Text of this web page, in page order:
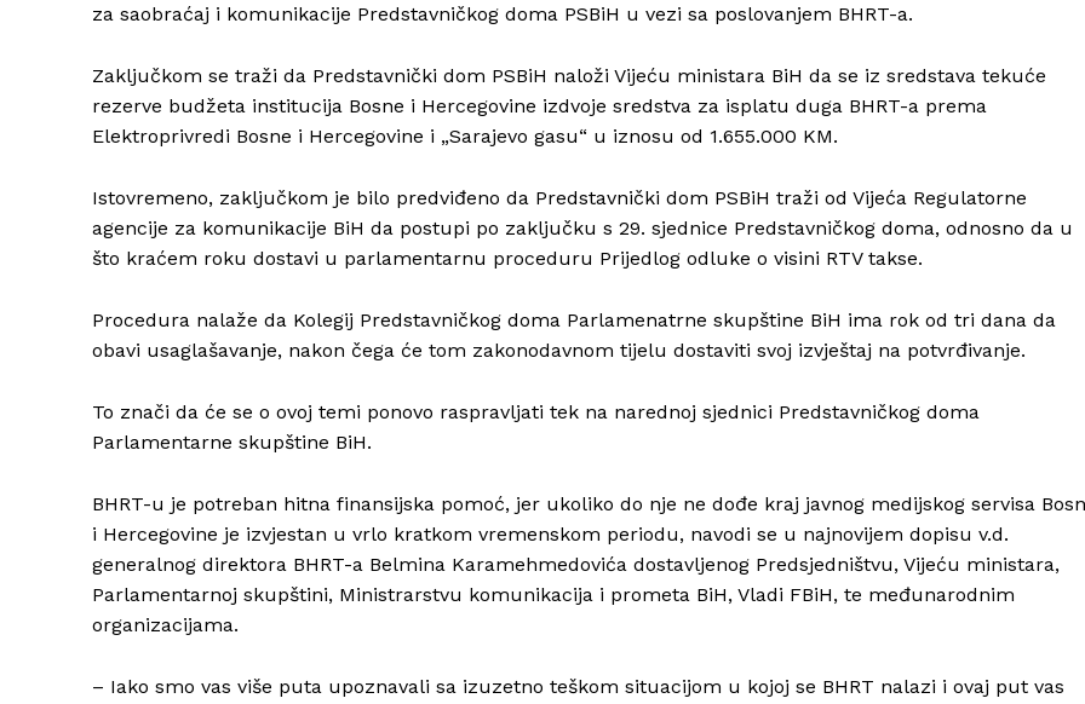
za saobraćaj i komunikacije Predstavničkog doma PSBiH u vezi sa poslovanjem BHRT-a.
Zaključkom se traži da Predstavnički dom PSBiH naloži Vijeću ministara BiH da se iz sredstava tekuće
rezerve budžeta institucija Bosne i Hercegovine izdvoje sredstva za isplatu duga BHRT-a prema
Elektroprivredi Bosne i Hercegovine i „Sarajevo gasu“ u iznosu od 1.655.000 KM.
Istovremeno, zaključkom je bilo predviđeno da Predstavnički dom PSBiH traži od Vijeća Regulatorne
agencije za komunikacije BiH da postupi po zaključku s 29. sjednice Predstavničkog doma, odnosno da u
što kraćem roku dostavi u parlamentarnu proceduru Prijedlog odluke o visini RTV takse.
Procedura nalaže da Kolegij Predstavničkog doma Parlamenatrne skupštine BiH ima rok od tri dana da
obavi usaglašavanje, nakon čega će tom zakonodavnom tijelu dostaviti svoj izvještaj na potvrđivanje.
To znači da će se o ovoj temi ponovo raspravljati tek na narednoj sjednici Predstavničkog doma
Parlamentarne skupštine BiH.
BHRT-u je potreban hitna finansijska pomoć, jer ukoliko do nje ne dođe kraj javnog medijskog servisa
i Hercegovine je izvjestan u vrlo kratkom vremenskom periodu, navodi se u najnovijem dopisu v.d.
generalnog direktora BHRT-a Belmina Karamehmedovića dostavljenog Predsjedništvu, Vijeću ministara,
Parlamentarnoj skupštini, Ministrarstvu komunikacija i prometa BiH, Vladi FBiH, te međunarodnim
organizacijama.
– Iako smo vas više puta upoznavali sa izuzetno teškom situacijom u kojoj se BHRT nalazi i ovaj put vas